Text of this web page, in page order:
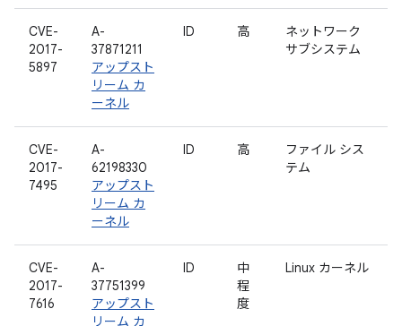
CVE-
2017-
5897
A-
37871211
アップスト
リーム カ
ーネル
ID 高
ネットワーク
サブシステム
CVE-
2017-
7495
A-
62198330
アップスト
リーム カ
ーネル
ID 高
ファイル シス
テム
CVE-
2017-
7616
A-
37751399
アップスト
リーム カ
ID
中
程
度
Linux カーネル